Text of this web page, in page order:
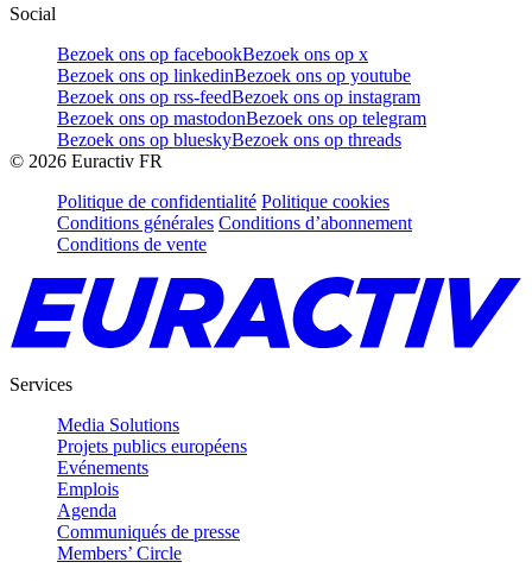
Social
Bezoek ons op facebookBezoek ons op x
Bezoek ons op linkedinBezoek ons op youtube
Bezoek ons op rss-feedBezoek ons op instagram
Bezoek ons op mastodonBezoek ons op telegram
Bezoek ons op blueskyBezoek ons op threads
© 2026 Euractiv FR
Politique de confidentialité Politique cookies
Conditions générales Conditions d’abonnement
Conditions de vente
Services
Media Solutions
Projets publics européens
Evénements
Emplois
Agenda
Communiqués de presse
Members’ Circle